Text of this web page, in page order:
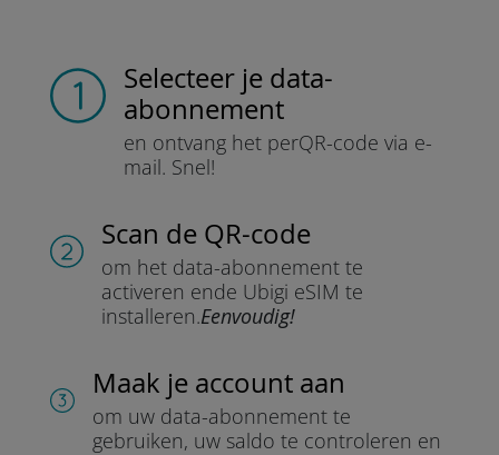
Selecteer je data-
abonnement
en ontvang het perQR-code via e-
mail. Snel!
Scan de QR-code
om het data-abonnement te
activeren ende Ubigi eSIM te
installeren.Eenvoudig!
Maak je account aan
om uw data-abonnement te
gebruiken, uw saldo te controleren en